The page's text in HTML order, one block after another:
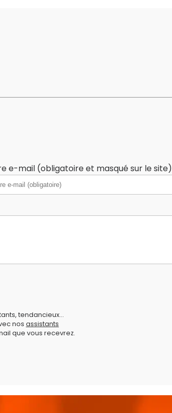
e-mail (obligatoire et masqué sur le site)
tendancieux...
nos assistants
que vous recevrez.